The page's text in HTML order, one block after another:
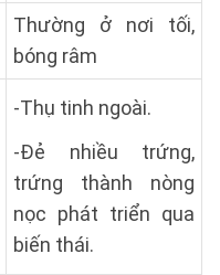
Thường ở nơi tối,
bóng râm
-Thụ tinh ngoài.
-Đẻ nhiều trứng,
trứng thành nòng
nọc phát triển qua
biến thái.